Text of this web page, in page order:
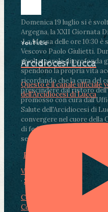
Domenica 19 luglio si è
Argegna, la XXII Giornata
.La Messa delle ore 10:30
Vescovo Paolo Giulietti.
rivolto parole di profonda
spendono la propria vita
ricordando che la cura del
prescindere dal ristoro
promosso con cura
Salute dell'Arcidiocesi di
convergere nel cuore della
di fedeli, operatori
segnate dalla malattia.
Photo
View on Facebook
· Share
Condividi su Facebook
Condividi su LinkedIn
YouTube
Arcidiocesi Lucca
Questo è il canale ufficiale
dell'Arcidiocesi di Lucca